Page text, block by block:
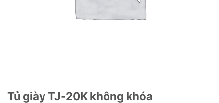
Tủ giày TJ-20K không khóa